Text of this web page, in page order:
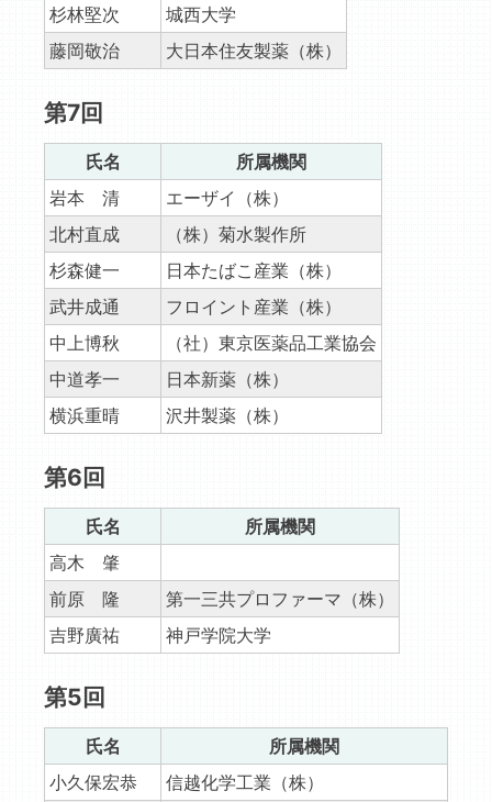
杉林堅次
城西大学
藤岡敬治
大日本住友製薬（株）
第7回
氏名
所属機関
岩本 清
エーザイ（株）
北村直成
（株）菊水製作所
杉森健一
日本たばこ産業（株）
武井成通
フロイント産業（株）
中上博秋
（社）東京医薬品工業協会
中道孝一
日本新薬（株）
横浜重晴
沢井製薬（株）
第6回
氏名
所属機関
高木 肇
前原 隆
第一三共プロファーマ（株）
吉野廣祐
神戸学院大学
第5回
氏名
所属機関
小久保宏恭
信越化学工業（株）